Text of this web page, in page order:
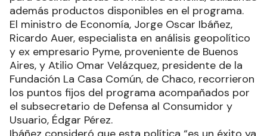
además productos disponibles en el programa.
El ministro de Economía, Jorge Oscar Ibáñez,
Ricardo Auer, especialista en análisis geopolítico
y ex empresario Pyme, proveniente de Buenos
Aires, y Atilio Omar Velázquez, presidente de la
Fundación La Casa Común, de Chaco, recorrieron
los puntos fijos del programa acompañados por
el subsecretario de Defensa al Consumidor y
Usuario, Édgar Pérez.